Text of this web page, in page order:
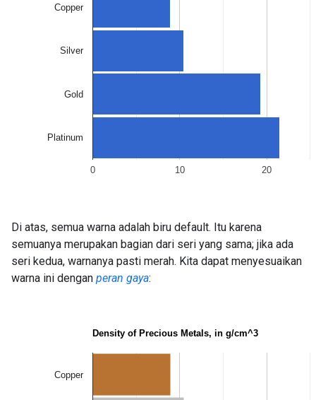
Di atas, semua warna adalah biru default. Itu karena
semuanya merupakan bagian dari seri yang sama; jika ada
seri kedua, warnanya pasti merah. Kita dapat menyesuaikan
warna ini dengan peran gaya: